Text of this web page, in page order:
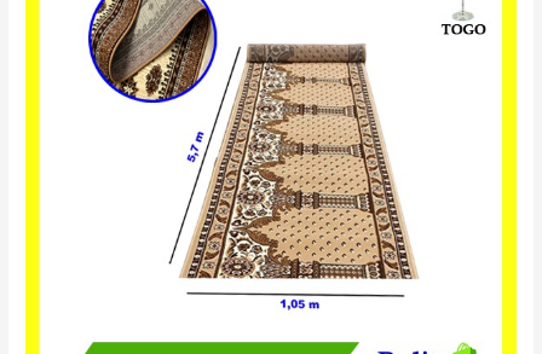
5,7x1,05m